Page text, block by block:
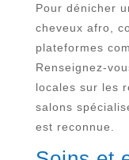
Pour dénicher
cheveux afro,
plateformes
Renseignez-
locales sur les
salons
est reconnue.